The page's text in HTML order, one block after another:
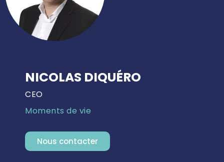
NICOLAS DIQUÉRO
CEO
Moments de vie
Nous contacter